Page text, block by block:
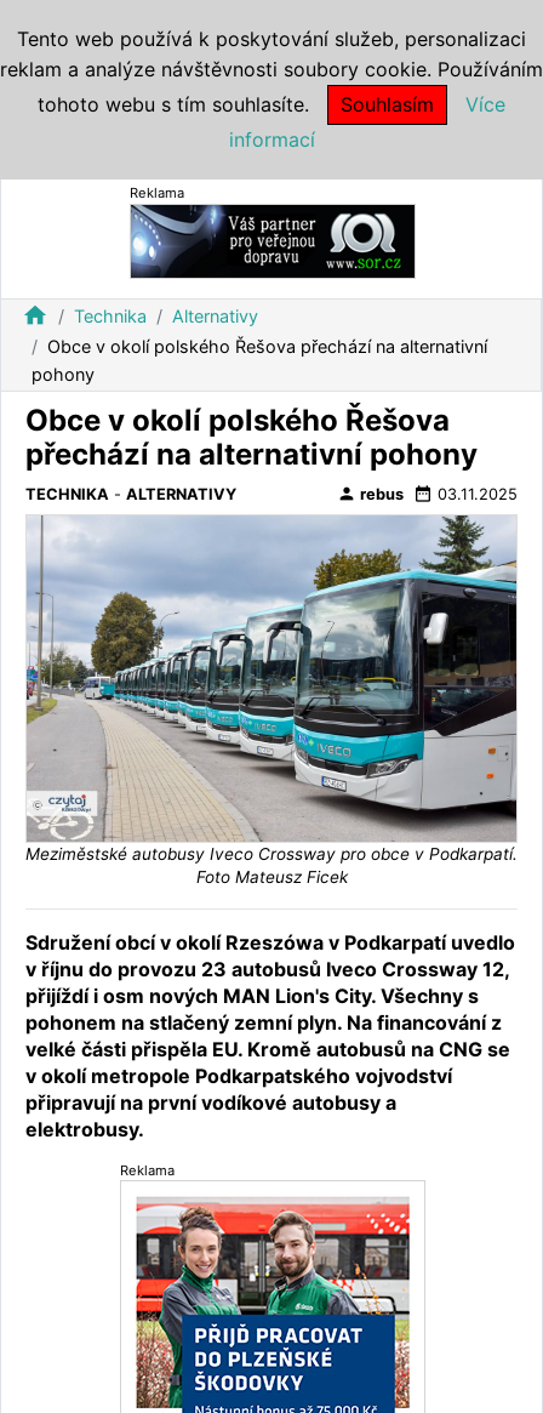
Reklama
home Technika
Alternativy
Obce v okolí polského Řešova přechází na alternativní
pohony
Obce v okolí polského Řešova
přechází na alternativní pohony
TECHNIKA - ALTERNATIVY person rebus date_range 03.11.2025
Meziměstské autobusy Iveco Crossway pro obce v Podkarpatí.
Foto Mateusz Ficek
Sdružení obcí v okolí Rzeszówa v Podkarpatí uvedlo
v říjnu do provozu 23 autobusů Iveco Crossway 12,
přijíždí i osm nových MAN Lion's City. Všechny s
pohonem na stlačený zemní plyn. Na financování z
velké části přispěla EU. Kromě autobusů na CNG se
v okolí metropole Podkarpatského vojvodství
připravují na první vodíkové autobusy a
elektrobusy.
Reklama
Tento web používá k poskytování služeb, personalizaci
reklam a analýze návštěvnosti soubory cookie. Používáním
tohoto webu s tím souhlasíte.
Souhlasím
Více
informací